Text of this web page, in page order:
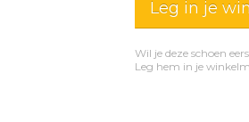
Leg in je
Wil je deze schoen
Leg hem in je